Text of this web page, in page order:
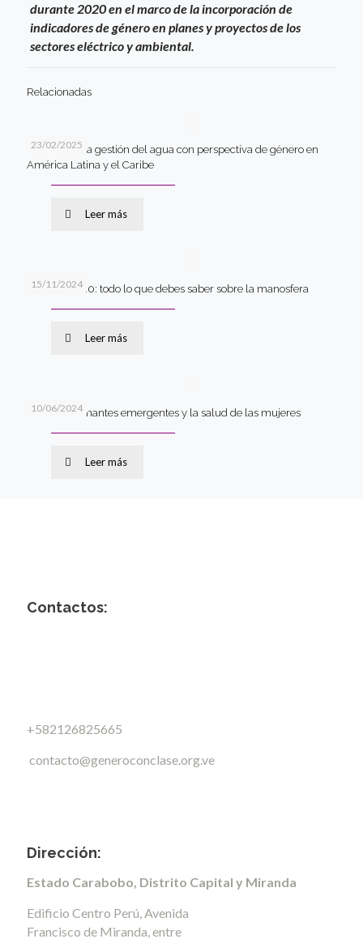
durante 2020 en el marco de la incorporación de
indicadores de género en planes y proyectos de los
sectores eléctrico y ambiental.
Relacionadas
23/02/2025
Desafíos en la gestión del agua con perspectiva de género en
América Latina y el Caribe
Leer más
15/11/2024
Machismo 2.0: todo lo que debes saber sobre la manosfera
Leer más
10/06/2024
Los contaminantes emergentes y la salud de las mujeres
Leer más
Contactos:
+582126825665
contacto@generoconclase.org.ve
Dirección:
Estado Carabobo, Distrito Capital y Miranda
Edificio Centro Perú, Avenida
Francisco de Miranda, entre